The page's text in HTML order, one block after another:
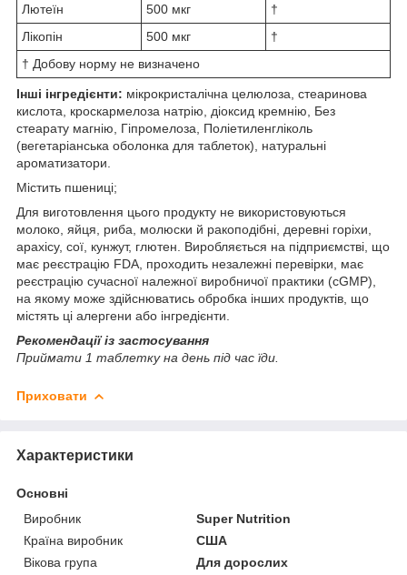
Лютеїн 500 мкг
†
Лікопін
500 мкг
†
† Добову норму не визначено
Інші інгредієнти: мікрокристалічна целюлоза, стеаринова
кислота, кроскармелоза натрію, діоксид кремнію, Без
стеарату магнію, Гіпромелоза, Поліетиленгліколь
(вегетаріанська оболонка для таблеток), натуральні
ароматизатори.
Містить пшениці;
Для виготовлення цього продукту не використовуються
молоко, яйця, риба, молюски й ракоподібні, деревні горіхи,
арахісу, сої, кунжут, глютен. Виробляється на підприємстві, що
має реєстрацію FDA, проходить незалежні перевірки, має
реєстрацію сучасної належної виробничої практики (cGMP),
на якому може здійснюватись обробка інших продуктів, що
містять ці алергени або інгредієнти.
Рекомендації із застосування
Приймати 1 таблетку на день під час їди.
Приховати
Характеристики
Основні
Виробник
Super Nutrition
Країна виробник
США
Вікова група
Для дорослих